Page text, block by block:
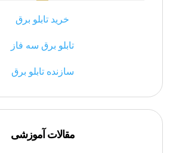
خرید تابلو برق
تابلو برق سه فاز
سازنده تابلو برق
مقالات آموزشی